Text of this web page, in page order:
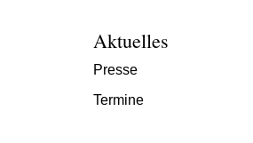
Aktuelles
Presse
Termine